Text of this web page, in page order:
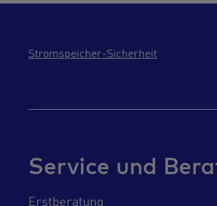
Stromspeicher-Sicherheit
Service und
Erstberatung